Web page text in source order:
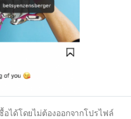
ด้โดยไม่ต้องออกจากโปรไฟล์